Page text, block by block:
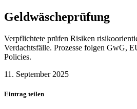
Geldwäscheprüfung
Verpflichtete prüfen Risiken
Verdachtsfälle. Prozesse folgen GwG,
Policies.
11. September 2025
Eintrag teilen